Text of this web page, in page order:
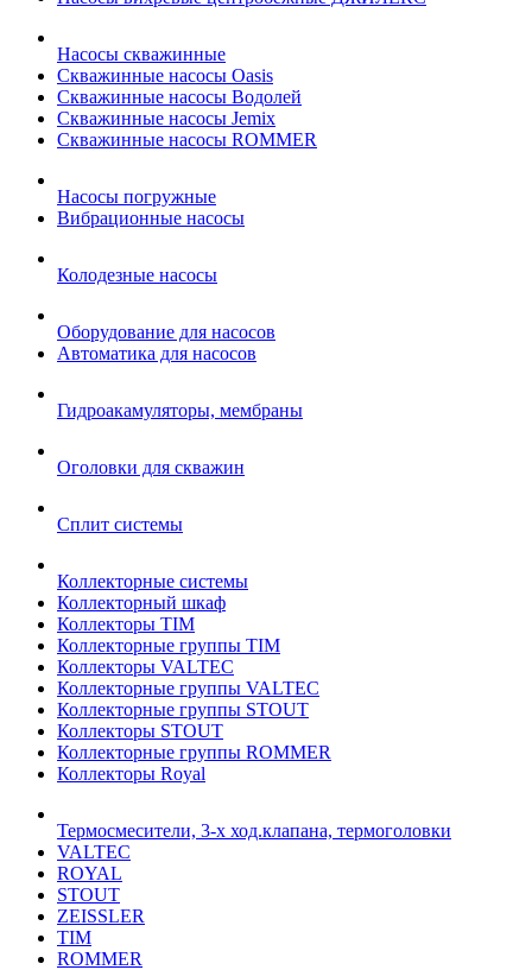
Насосы скважинные
Скважинные насосы Oasis
Скважинные насосы Водолей
Скважинные насосы Jemix
Cкважинные насосы ROMMER
Насосы погружные
Вибрационные насосы
Колодезные насосы
Оборудование для насосов
Автоматика для насосов
Гидроакамуляторы, мембраны
Оголовки для скважин
Сплит системы
Коллекторные системы
Коллекторный шкаф
Коллекторы TIM
Коллекторные группы TIM
Коллекторы VALTEC
Коллекторные группы VALTEC
Коллекторные группы STOUT
Коллекторы STOUT
Коллекторные группы ROMMER
Коллекторы Royal
Термосмесители, 3-х ход.клапана, термоголовки
VALTEC
ROYAL
STOUT
ZEISSLER
TIM
ROMMER